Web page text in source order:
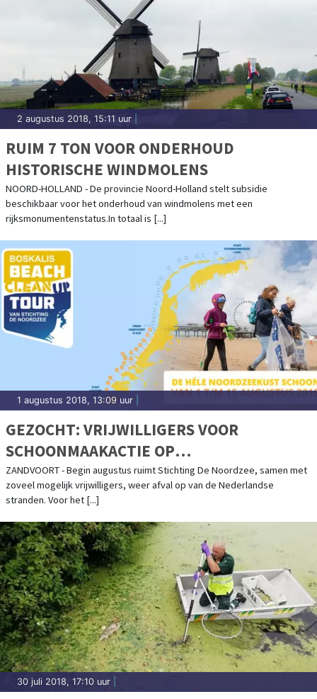
2 augustus 2018, 15:11 uur
RUIM 7 TON VOOR ONDERHOUD
HISTORISCHE WINDMOLENS
NOORD-HOLLAND - De provincie Noord-Holland stelt subsidie
beschikbaar voor het onderhoud van windmolens met een
rijksmonumentenstatus.In totaal is [...]
1 augustus 2018, 13:09 uur
GEZOCHT: VRIJWILLIGERS VOOR
SCHOONMAAKACTIE OP
NOORDZEESTRANDEN
ZANDVOORT - Begin augustus ruimt Stichting De Noordzee, samen met
zoveel mogelijk vrijwilligers, weer afval op van de Nederlandse
stranden. Voor het [...]
30 juli 2018, 17:10 uur